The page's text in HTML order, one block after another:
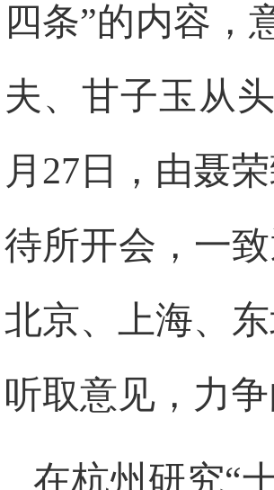
四条”的内容，
夫、甘子玉从
月 27 日
，由聂
待所开会，一
北京、上海、
听取意见，力
在杭州研究“